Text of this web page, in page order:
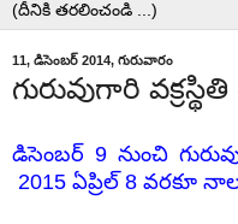
11, డిసెంబర్ 2014, గురువారం
గురువుగారి
డిసెంబర్ 9 నుంచి
2015 ఏప్రిల్ 8 వరకూ